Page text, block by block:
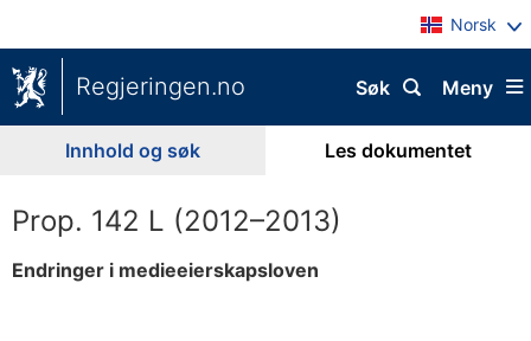
Norsk
Regjeringen.no Meny
Søk
Innhold og søk Les dokumentet
Prop. 142 L (2012–2013)
Endringer i medieeierskapsloven